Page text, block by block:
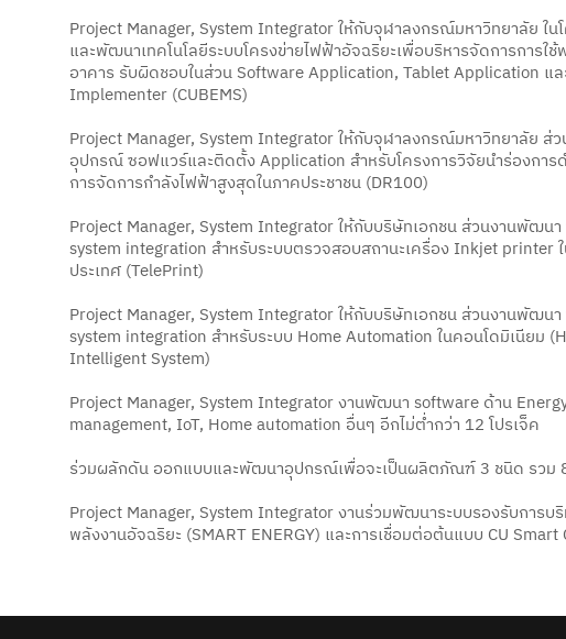
Project Manager, System Integrator ให้กับจุฬาลงกรณ์มหาวิทยาลัย ใน
และพัฒนาเทคโนโลยีระบบโครงข่ายไฟฟ้าอัจฉริยะเพื่อบริหารจัดการการใ
อาคาร รับผิดชอบในส่วน Software Application, Tablet Application แล
Implementer (CUBEMS)
Project Manager, System Integrator ให้กับจุฬาลงกรณ์มหาวิทยาลัย ส่
อุปกรณ์ ซอฟแวร์และติดตั้ง Application สำหรับโครงการวิจัยนำร่องการ
การจัดการกำลังไฟฟ้าสูงสุดในภาคประชาชน (DR100)
Project Manager, System Integrator ให้กับบริษัทเอกชน ส่วนงานพัฒน
system integration สำหรับระบบตรวจสอบสถานะเครื่อง Inkjet printer ใ
ประเทศ (TelePrint)
Project Manager, System Integrator ให้กับบริษัทเอกชน ส่วนงานพัฒน
system integration สำหรับระบบ Home Automation ในคอนโดมิเนียม
Intelligent System)
Project Manager, System Integrator งานพัฒนา software ด้าน
management, IoT, Home automation อื่นๆ อีกไม่ต่ำกว่า 12 โปรเจ็ค
ร่วมผลักดัน ออกแบบและพัฒนาอุปกรณ์เพื่อจะเป็นผลิตภัณฑ์ 3 ชนิด รวม
Project Manager, System Integrator งานร่วมพัฒนาระบบรองรับการบ
พลังงานอัจฉริยะ (SMART ENERGY) และการเชื่อมต่อต้นแบบ CU